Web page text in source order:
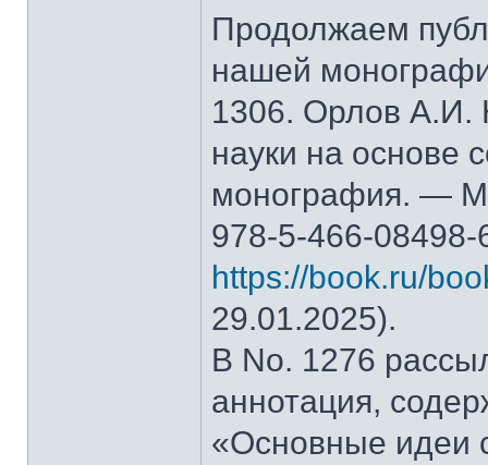
Продолжаем
нашей
1306. Орлов А.И.
науки на основе
монография. —
978-5-466-
https://book.ru/
29.01.2025).
В No. 1276
аннотация,
«Основные идеи